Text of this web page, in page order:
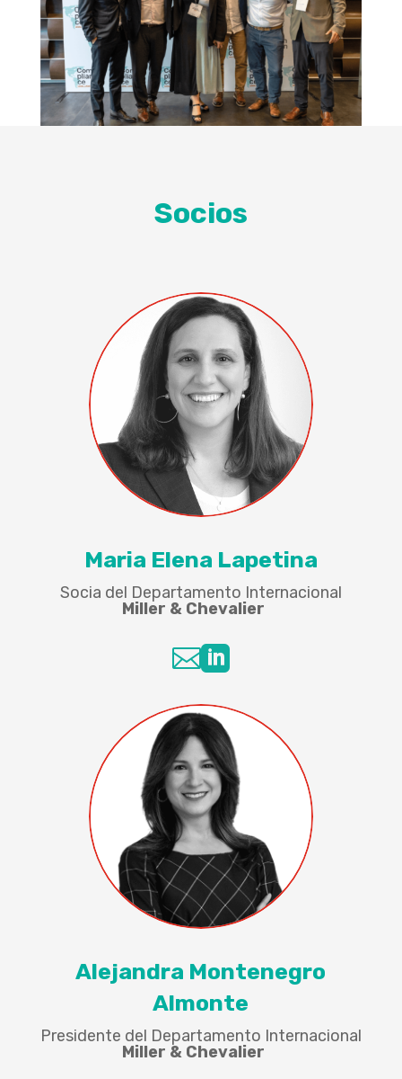
Socios
Maria Elena Lapetina
Socia del Departamento Internacional
Miller & Chevalier

Alejandra Montenegro
Almonte
Presidente del Departamento Internacional
Miller & Chevalier